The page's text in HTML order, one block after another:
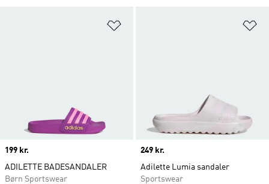
Price
199 kr.
ADILETTE BADESANDALER
Børn Sportswear
Price
249 kr.
Adilette Lumia sandaler
Sportswear